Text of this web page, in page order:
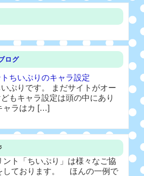
ログ
ちいぷりのキャラ設定
ぷりです。 まだサイトがオー
もキャラ設定は頭の中にあり
ャラはカ […]
ント「ちいぷり」は様々なご協
しております。 ほんの一例で